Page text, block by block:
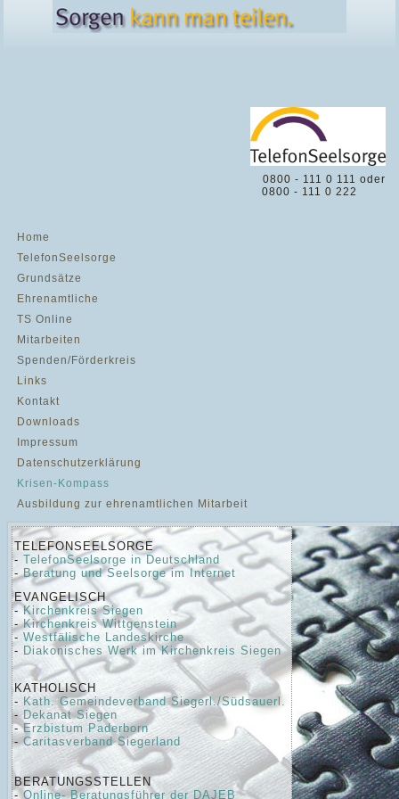
0800 - 111 0 111 oder
0800 - 111 0 222
Home
TelefonSeelsorge
Grundsätze
Ehrenamtliche
TS Online
Mitarbeiten
Spenden/Förderkreis
Links
Kontakt
Downloads
Impressum
Datenschutzerklärung
Krisen-Kompass
Ausbildung zur ehrenamtlichen Mitarbeit
TELEFONSEELSORGE
-TelefonSeelsorge in Deutschland
-Beratung und Seelsorge im Internet
EVANGELISCH
-Kirchenkreis Siegen
-Kirchenkreis Wittgenstein
-Westfälische Landeskirche
- Diakonisches Werk im Kirchenkreis Siegen
KATHOLISCH
- Kath. Gemeindeverband Siegerl./Südsauerl.
-Dekanat Siegen
-Erzbistum Paderborn
-Caritasverband Siegerland
BERATUNGSSTELLEN
-Online- Beratungsführer der DAJEB